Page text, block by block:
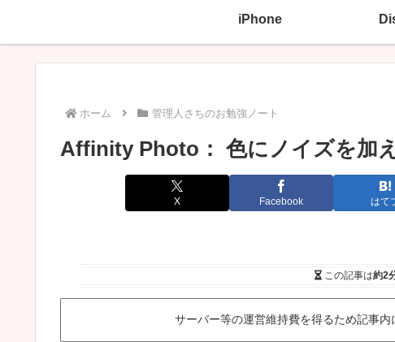
iPhone
ホーム 管理人さちのお勉強ノート
Affinity Photo： 色にノイズを加
X Facebook はて
この記事は約2
サーバー等の運営維持費を得るため記事